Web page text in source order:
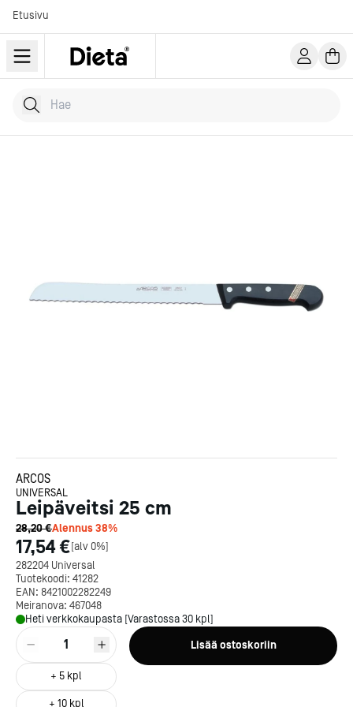
Etusivu
Hae tuotteita
Kirjoita hakusana...
ARCOS
UNIVERSAL
Leipäveitsi 25 cm
28,20 €Alennus38%
17,54 €[alv 0%]
282204 Universal
Tuotekoodi: 41282
EAN: 8421002282249
Meiranova: 467048
Heti verkkokaupasta [Varastossa 30 kpl]
1
+ 5 kpl
+ 10kpl
Lisää ostoskoriin